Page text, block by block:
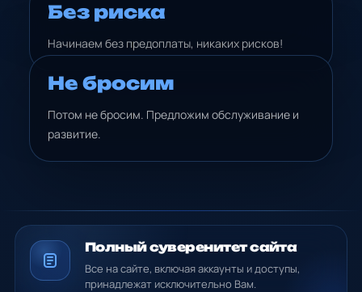
Без риска
Начинаем без предоплаты, никаких рисков!
Не бросим
Потом не бросим. Предложим обслуживание и
развитие.
Полный суверенитет сайта
Все на сайте, включая аккаунты и доступы,
принадлежат исключительно Вам.